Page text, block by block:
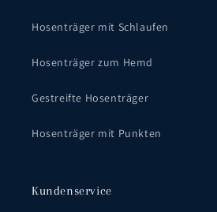
Hosenträger mit Schlaufen
Hosenträger zum Hemd
Gestreifte Hosenträger
Hosenträger mit Punkten
Kundenservice